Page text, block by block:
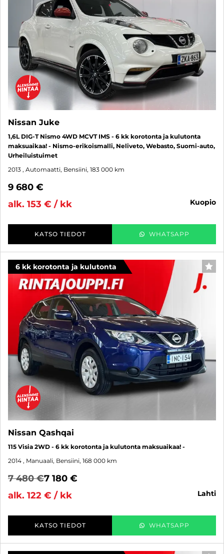
Nissan Juke
1,6L DIG-T Nismo 4WD MCVT IMS - 6 kk korotonta ja kulutonta
maksuaikaa! - Nismo-erikoismalli, Neliveto, Webasto, Suomi-auto,
Urheiluistuimet
2013 , Automaatti, Bensiini, 183 000 km
9 680 €
alk. 153 € / kk
kuopio
KATSO TIEDOT WHATSAPP
6 kk korotonta ja kulutonta
Nissan Qashqai
115 Visia 2WD - 6 kk korotonta ja kulutonta maksuaikaa! -
2014 , Manuaali, Bensiini, 168 000 km
7 480 €7 180 €
alk. 122 € / kk
lahti
KATSO TIEDOT WHATSAPP